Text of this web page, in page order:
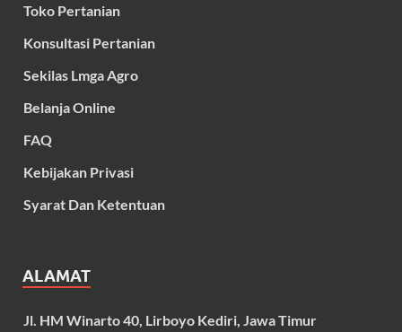
Toko Pertanian
Konsultasi Pertanian
Sekilas Lmga Agro
Belanja Online
FAQ
Kebijakan Privasi
Syarat Dan Ketentuan
ALAMAT
Jl. HM Winarto 40, Lirboyo Kediri, Jawa Timur